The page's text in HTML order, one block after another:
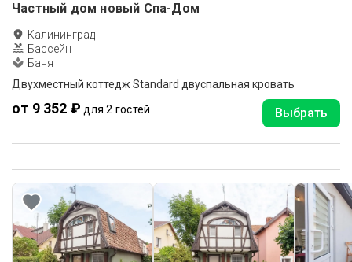
Частный дом новый Спа-Дом
Калининград
Бассейн
Баня
Двухместный коттедж Standard двуспальная кровать
от 9 352 ₽ для 2 гостей Выбрать